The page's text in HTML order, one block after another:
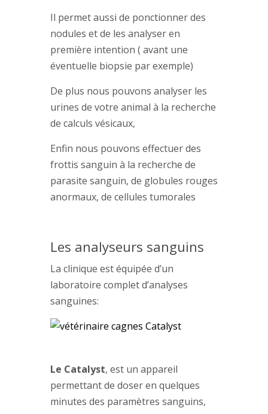
Il permet aussi de ponctionner des
nodules et de les analyser en
première intention ( avant une
éventuelle biopsie par exemple)
De plus nous pouvons analyser les
urines de votre animal à la recherche
de calculs vésicaux,
Enfin nous pouvons effectuer des
frottis sanguin à la recherche de
parasite sanguin, de globules rouges
anormaux, de cellules tumorales
Les analyseurs sanguins
La clinique est équipée d’un
laboratoire complet d’analyses
sanguines:
Le Catalyst, est un appareil
permettant de doser en quelques
minutes des paramètres sanguins,